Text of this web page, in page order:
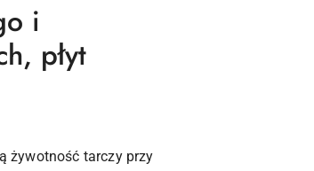
i
płyt
żywotność tarczy przy